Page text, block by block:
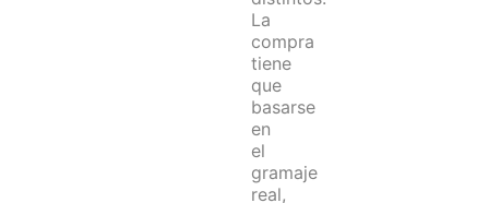
La
compra
tiene
que
basarse
en
el
gramaje
real,